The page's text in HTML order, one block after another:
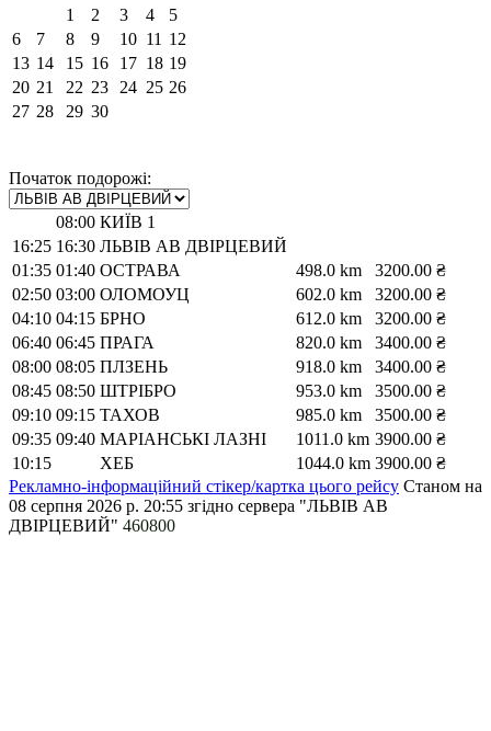
1
2 3 4
5
6
7 8 9 10 11 12
13 14 15 16 17 18 19
20 21 22 23 24 25 26
27 28 29 30
Початок подорожі:
08:00 КИЇВ 1
16:25 16:30 ЛЬВІВ АВ ДВІРЦЕВИЙ
01:35 01:40 ОСТРАВА 498.0 km
3200.00 ₴
02:50 03:00 ОЛОМОУЦ 602.0 km
3200.00 ₴
04:10 04:15 БРНО 612.0 km
3200.00 ₴
06:40 06:45 ПРАГА 820.0 km
3400.00 ₴
08:00 08:05 ПЛЗЕНЬ 918.0 km
3400.00 ₴
08:45 08:50 ШТРІБРО 953.0 km
3500.00 ₴
09:10 09:15 ТАХОВ 985.0 km
3500.00 ₴
09:35 09:40 МАРІАНСЬКІ ЛАЗНІ 1011.0 km 3900.00 ₴
10:15
ХЕБ 1044.0 km 3900.00 ₴
Рекламно-інформаційний стікер/картка цього рейсу Станом на
08 серпня 2026 р. 20:55 згідно сервера "ЛЬВІВ АВ
ДВІРЦЕВИЙ" 460800